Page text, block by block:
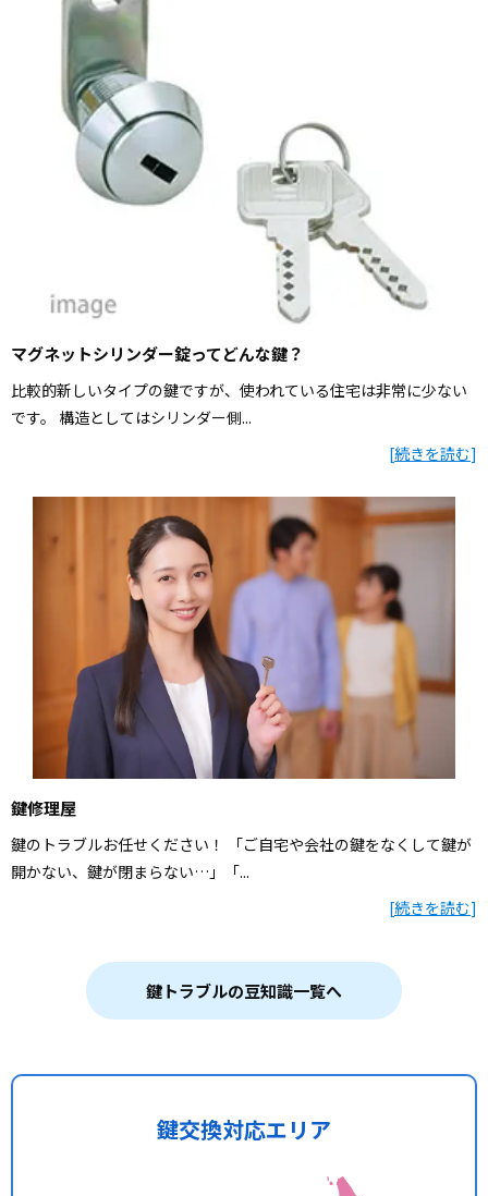
マグネットシリンダー錠ってどんな鍵？
比較的新しいタイプの鍵ですが、使われている住宅は非常に少ない
です。 構造としてはシリンダー側...
[続きを読む]
鍵修理屋
鍵のトラブルお任せください！ 「ご自宅や会社の鍵をなくして鍵が
開かない、鍵が閉まらない…」「...
[続きを読む]
鍵トラブルの豆知識一覧へ
鍵交換対応エリア